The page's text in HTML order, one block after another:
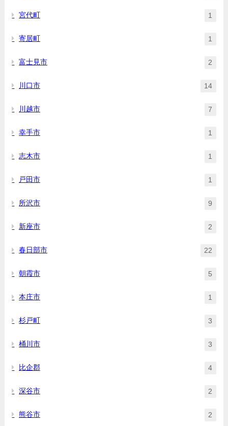
宮代町 1
寄居町 1
富士見市 2
川口市 14
川越市 7
幸手市 1
志木市 1
戸田市 1
所沢市 9
新座市 2
春日部市 22
朝霞市 5
本庄市 1
杉戸町 3
桶川市 3
比企郡 4
深谷市 2
熊谷市 2